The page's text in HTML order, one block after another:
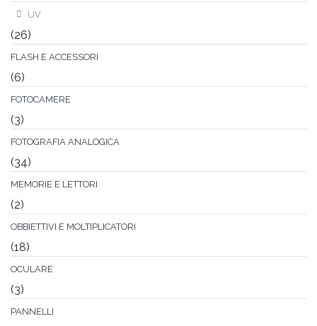
UV
(26)
FLASH E ACCESSORI
(6)
FOTOCAMERE
(3)
FOTOGRAFIA ANALOGICA
(34)
MEMORIE E LETTORI
(2)
OBBIETTIVI E MOLTIPLICATORI
(18)
OCULARE
(3)
PANNELLI